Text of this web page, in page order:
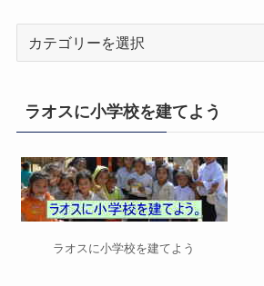
リ
ラオスに小学校を建てよう
ラオスに小学校を建てよう